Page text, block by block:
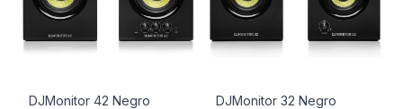
DJMonitor 42 Negro DJMonitor 32 Negro